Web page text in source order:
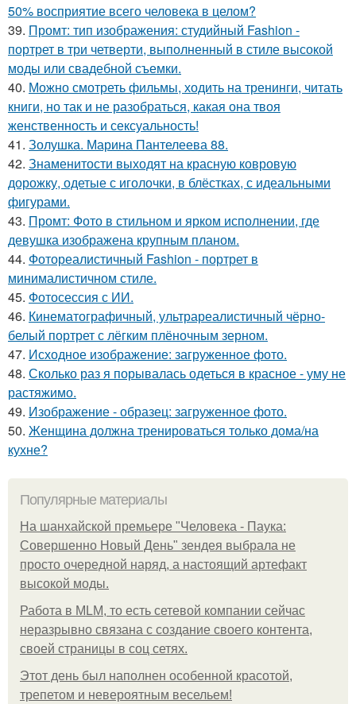
50% восприятие всего человека в целом?
39. Промт: тип изображения: студийный Fashion -
портрет в три четверти, выполненный в стиле высокой
моды или свадебной съемки.
40. Можно смотреть фильмы, ходить на тренинги, читать
книги, но так и не разобраться, какая она твоя
женственность и сексуальность!
41. Золушка. Марина Пантелеева 88.
42. Знаменитости выходят на красную ковровую
дорожку, одетые с иголочки, в блёстках, с идеальными
фигурами.
43. Промт: Фото в стильном и ярком исполнении, где
девушка изображена крупным планом.
44. Фотореалистичный Fashion - портрет в
минималистичном стиле.
45. Фотосессия с ИИ.
46. Кинематографичный, ультрареалистичный чёрно-
белый портрет с лёгким плёночным зерном.
47. Исходное изображение: загруженное фото.
48. Сколько раз я порывалась одеться в красное - уму не
растяжимо.
49. Изображение - образец: загруженное фото.
50. Женщина должна тренироваться только дома/на
кухне?
Популярные материалы
На шанхайской премьере "Человека - Паука:
Совершенно Новый День" зендея выбрала не
просто очередной наряд, а настоящий артефакт
высокой моды.
Работа в MLM, то есть сетевой компании сейчас
неразрывно связана с создание своего контента,
своей страницы в соц сетях.
Этот день был наполнен особенной красотой,
трепетом и невероятным весельем!